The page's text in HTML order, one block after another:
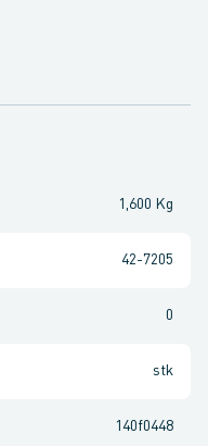
1,600 Kg
42-7205
0
stk
140f0448